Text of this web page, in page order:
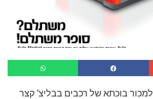
למכור בוכתא של רכבים בבליצ’ קצר